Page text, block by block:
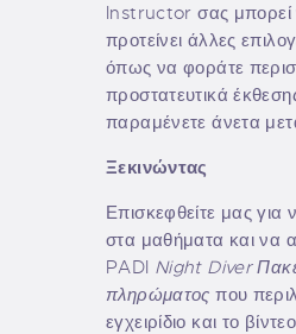
Instructor σας μπορεί
προτείνει άλλες
όπως να φοράτε
προστατευτικά
παραμένετε άνετα
Ξεκινώντας
Επισκεφθείτε μας για
στα μαθήματα και να
PADI Night Diver
πληρώματοςπου
εγχειρίδιο και το